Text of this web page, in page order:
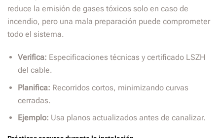
reduce la emisión de gases tóxicos solo en caso de
incendio, pero una mala preparación puede comprometer
todo el sistema.
Verifica: Especificaciones técnicas y certificado LSZH
del cable.
Planifica: Recorridos cortos, minimizando curvas
cerradas.
Ejemplo: Usa planos actualizados antes de canalizar.